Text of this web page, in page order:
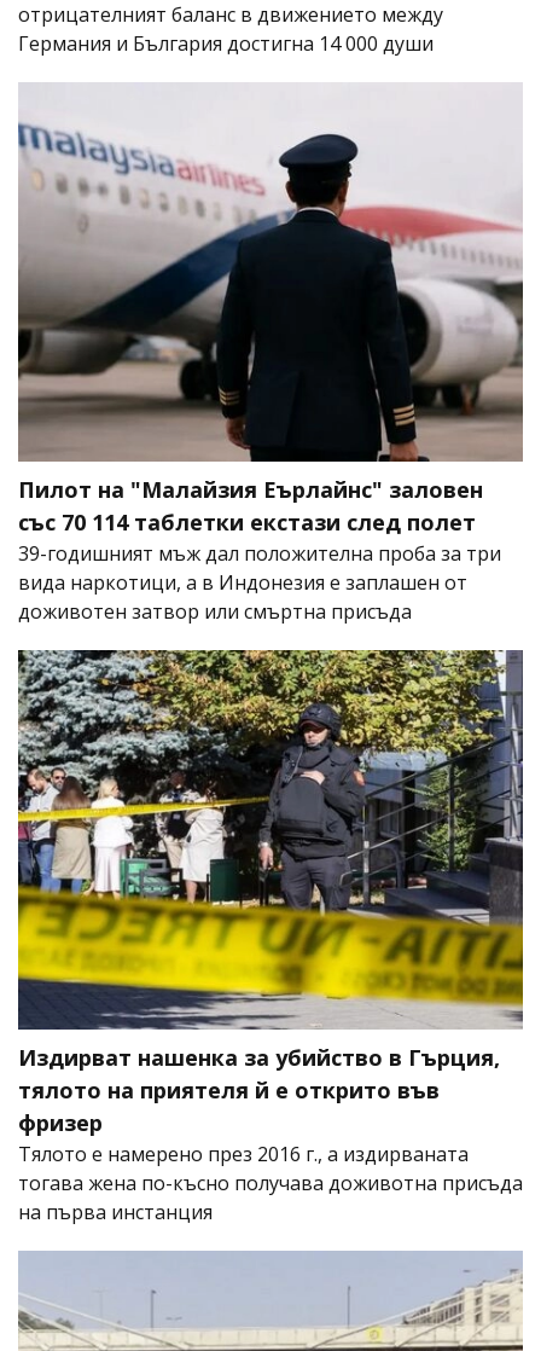
отрицателният баланс в движението между
Германия и България достигна 14 000 души
Пилот на "Малайзия Еърлайнс" заловен
със 70 114 таблетки екстази след полет
39-годишният мъж дал положителна проба за три
вида наркотици, а в Индонезия е заплашен от
доживотен затвор или смъртна присъда
Издирват нашенка за убийство в Гърция,
тялото на приятеля й е открито във
фризер
Тялото е намерено през 2016 г., а издирваната
тогава жена по-късно получава доживотна присъда
на първа инстанция